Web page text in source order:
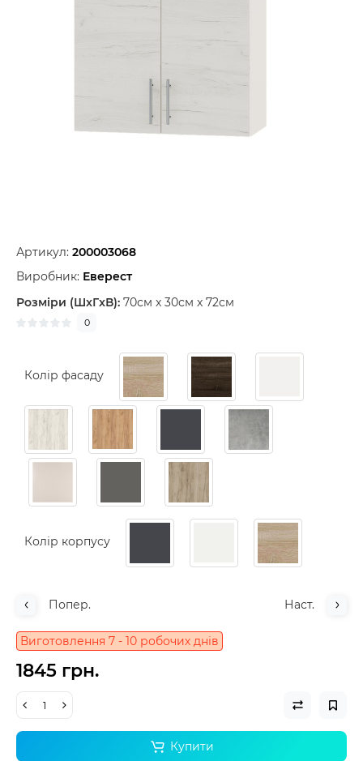
Артикул: 200003068
Виробник: Еверест
Розміри (ШxГxВ): 70см x 30см x 72см
0
Колір фасаду
Колір корпусу
Попер. Наст.
Виготовлення 7 - 10 робочих днів
1845 грн.
Купити